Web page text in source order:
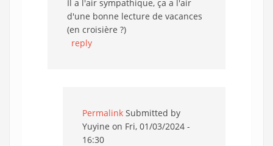
Il a l'air sympathique, ça a l'air
d'une bonne lecture de vacances
(en croisière ?)
reply
Permalink Submitted by
Yuyine on Fri, 01/03/2024 -
16:30